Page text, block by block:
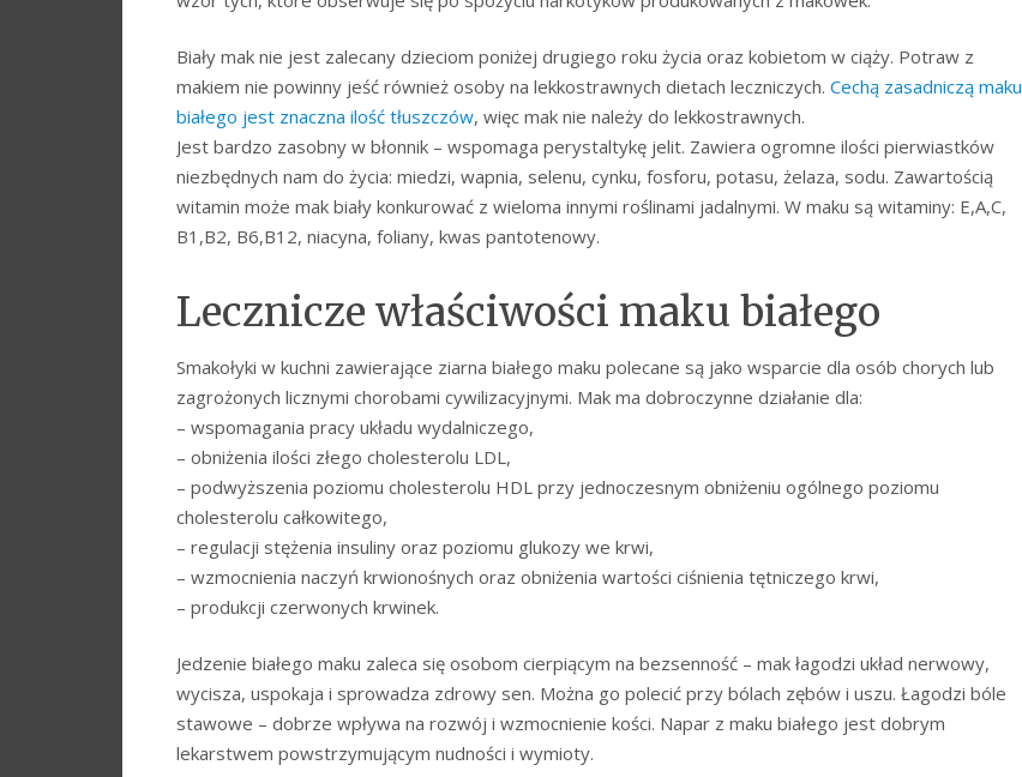
Biały mak nie jest zalecany dzieciom poniżej drugiego roku życia oraz kobietom w ciąży. Potraw z
makiem nie powinny jeść również osoby na lekkostrawnych dietach leczniczych. Cechą zasadniczą maku
białego jest znaczna ilość tłuszczów, więc mak nie należy do lekkostrawnych.
Jest bardzo zasobny w błonnik – wspomaga perystaltykę jelit. Zawiera ogromne ilości pierwiastków
niezbędnych nam do życia: miedzi, wapnia, selenu, cynku, fosforu, potasu, żelaza, sodu. Zawartością
witamin może mak biały konkurować z wieloma innymi roślinami jadalnymi. W maku są witaminy: E,A,C,
B1,B2, B6,B12, niacyna, foliany, kwas pantotenowy.
Lecznicze właściwości maku białego
Smakołyki w kuchni zawierające ziarna białego maku polecane są jako wsparcie dla osób chorych lub
zagrożonych licznymi chorobami cywilizacyjnymi. Mak ma dobroczynne działanie dla:
– wspomagania pracy układu wydalniczego,
– obniżenia ilości złego cholesterolu LDL,
– podwyższenia poziomu cholesterolu HDL przy jednoczesnym obniżeniu ogólnego poziomu
cholesterolu całkowitego,
– regulacji stężenia insuliny oraz poziomu glukozy we krwi,
– wzmocnienia naczyń krwionośnych oraz obniżenia wartości ciśnienia tętniczego krwi,
– produkcji czerwonych krwinek.
Jedzenie białego maku zaleca się osobom cierpiącym na bezsenność – mak łagodzi układ nerwowy,
wycisza, uspokaja i sprowadza zdrowy sen. Można go polecić przy bólach zębów i uszu. Łagodzi bóle
stawowe – dobrze wpływa na rozwój i wzmocnienie kości. Napar z maku białego jest dobrym
lekarstwem powstrzymującym nudności i wymioty.